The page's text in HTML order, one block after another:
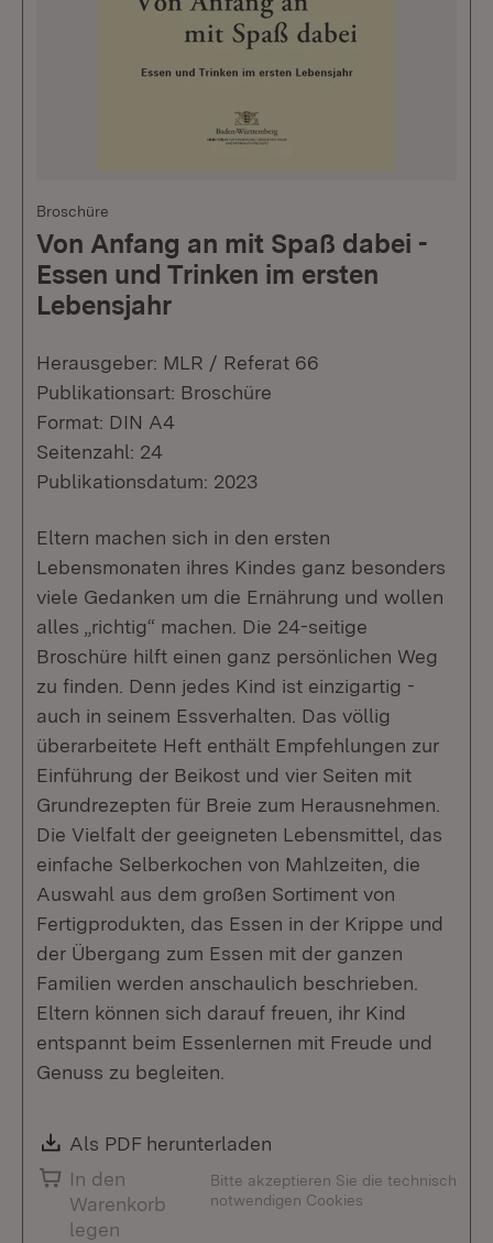
Broschüre
Von Anfang an mit Spaß dabei -
Essen und Trinken im ersten
Lebensjahr
Herausgeber: MLR / Referat 66
Publikationsart: Broschüre
Format: DIN A4
Seitenzahl: 24
Publikationsdatum: 2023
Eltern machen sich in den ersten
Lebensmonaten ihres Kindes ganz besonders
viele Gedanken um die Ernährung und wollen
alles „richtig“ machen. Die 24-seitige
Broschüre hilft einen ganz persönlichen Weg
zu finden. Denn jedes Kind ist einzigartig -
auch in seinem Essverhalten. Das völlig
überarbeitete Heft enthält Empfehlungen zur
Einführung der Beikost und vier Seiten mit
Grundrezepten für Breie zum Herausnehmen.
Die Vielfalt der geeigneten Lebensmittel, das
einfache Selberkochen von Mahlzeiten, die
Auswahl aus dem großen Sortiment von
Fertigprodukten, das Essen in der Krippe und
der Übergang zum Essen mit der ganzen
Familien werden anschaulich beschrieben.
Eltern können sich darauf freuen, ihr Kind
entspannt beim Essenlernen mit Freude und
Genuss zu begleiten.
Download:
Als PDF herunterladen
In den
Warenkorb
legen
Bitte akzeptieren Sie die technisch
notwendigen Cookies